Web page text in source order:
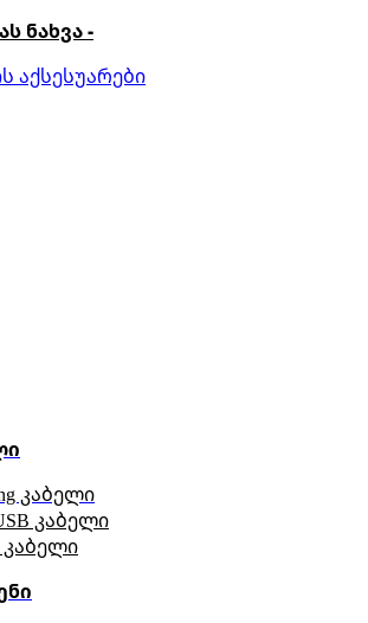
ნახვა -
აქსესუარები
კაბელი
კაბელი
კაბელი